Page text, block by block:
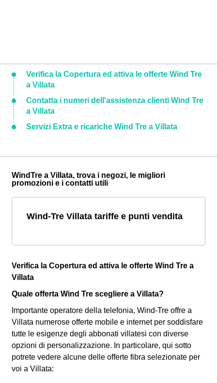
Verifica la Copertura ed attiva le offerte Wind Tre
a Villata
Contatta i numeri dell'assistenza clienti Wind Tre
a Villata
Servizi Extra e ricariche Wind Tre a Villata
WindTre a Villata, trova i negozi, le migliori
promozioni e i contatti utili
Wind-Tre Villata tariffe e punti vendita
Verifica la Copertura ed attiva le offerte Wind Tre a
Villata
Quale offerta Wind Tre scegliere a Villata?
Importante operatore della telefonia, Wind-Tre offre a
Villata numerose offerte mobile e internet per soddisfare
tutte le esigenze degli abbonati villatesi con diverse
opzioni di personalizzazione. In particolare, qui sotto
potrete vedere alcune delle offerte fibra selezionate per
voi a Villata: